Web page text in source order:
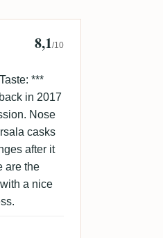
8,1/10
***
in 2017
Nose
casks
after it
are the
a nice